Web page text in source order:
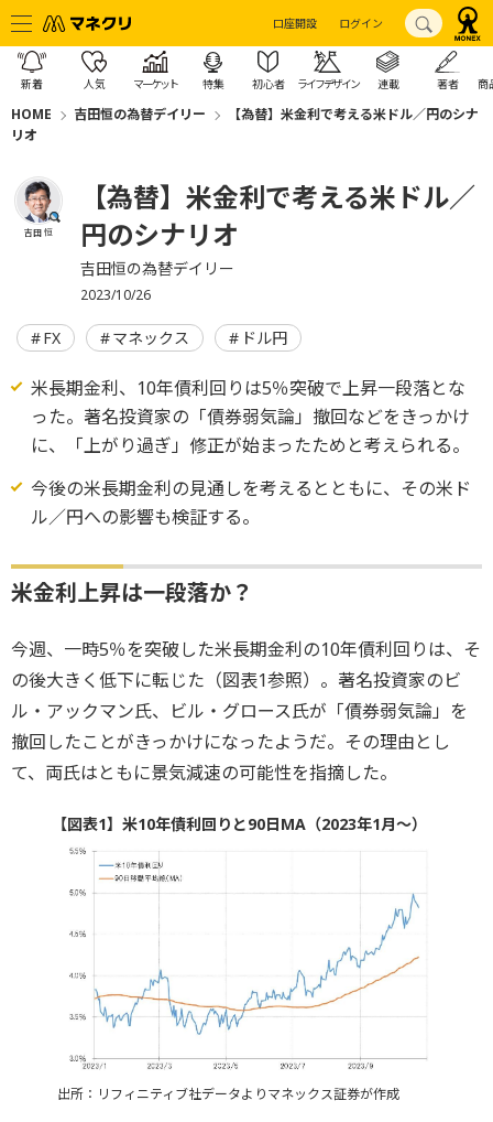
口座開設 ログイン
新着 人気 マーケット 特集 初心者 ライフデザイン 連載 著者 商
HOME 吉田恒の為替デイリー
【為替】米金利で考える米ドル／円のシナ
リオ
吉田 恒
【為替】米金利で考える米ドル／
円のシナリオ
吉田恒の為替デイリー
2023/10/26
FX マネックス ドル円
米長期金利、10年債利回りは5％突破で上昇一段落とな
った。著名投資家の「債券弱気論」撤回などをきっかけ
に、「上がり過ぎ」修正が始まったためと考えられる。
今後の米長期金利の見通しを考えるとともに、その米ド
ル／円への影響も検証する。
米金利上昇は一段落か？
今週、一時5％を突破した米長期金利の10年債利回りは、そ
の後大きく低下に転じた（図表1参照）。著名投資家のビ
ル・アックマン氏、ビル・グロース氏が「債券弱気論」を
撤回したことがきっかけになったようだ。その理由とし
て、両氏はともに景気減速の可能性を指摘した。
【図表1】米10年債利回りと90日MA（2023年1月～）
出所：リフィニティブ社データよりマネックス証券が作成